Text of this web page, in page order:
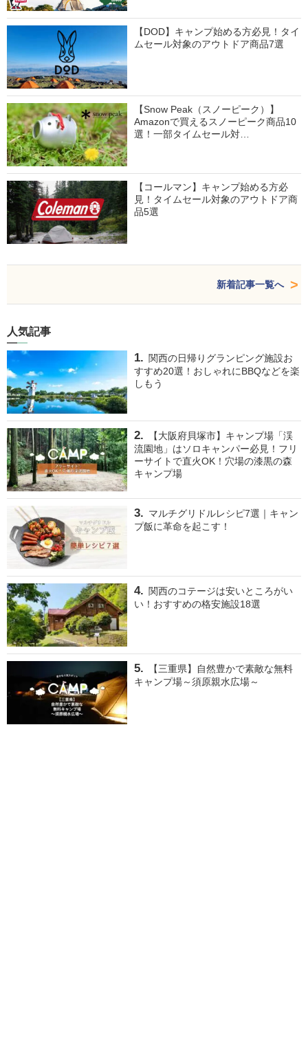
【DOD】キャンプ始める方必見！タイ
ムセール対象のアウトドア商品7選
【Snow Peak（スノーピーク）】
Amazonで買えるスノーピーク商品10
選！一部タイムセール対…
【コールマン】キャンプ始める方必
見！タイムセール対象のアウトドア商
品5選
新着記事一覧へ
人気記事
関西の日帰りグランピング施設お
すすめ20選！おしゃれにBBQなどを楽
しもう
【大阪府貝塚市】キャンプ場「渓
流園地」はソロキャンパー必見！フリ
ーサイトで直火OK！穴場の漆黒の森
キャンプ場
マルチグリドルレシピ7選｜キャン
プ飯に革命を起こす！
関西のコテージは安いところがい
い！おすすめの格安施設18選
【三重県】自然豊かで素敵な無料
キャンプ場～須原親水広場～